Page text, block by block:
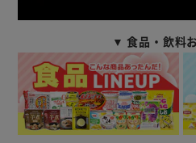
▼ 食品・飲料